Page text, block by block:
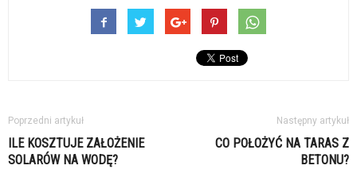
Poprzedni artykuł
ILE KOSZTUJE ZAŁOŻENIE
SOLARÓW NA WODĘ?
Następny artykuł
CO POŁOŻYĆ NA TARAS Z
BETONU?